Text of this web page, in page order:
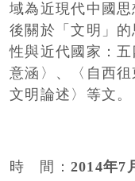
域為近現代中國
後關於「文明」
性與近代國家：
意涵〉、〈自西
文明論述〉等文。
時 間： 2014年7